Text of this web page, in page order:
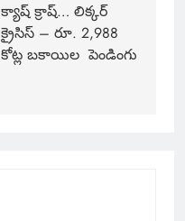
క్యాష్ క్రాష్… లిక్కర్
క్రైసిస్ – రూ. 2,988
కోట్ల బకాయిల పెండింగు